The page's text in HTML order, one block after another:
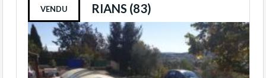
VENDU RIANS (83)